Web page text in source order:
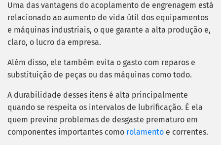
Uma das vantagens do acoplamento de engrenagem está
relacionado ao aumento de vida útil dos equipamentos
e máquinas industriais, o que garante a alta produção e,
claro, o lucro da empresa.
Além disso, ele também evita o gasto com reparos e
substituição de peças ou das máquinas como todo.
A durabilidade desses itens é alta principalmente
quando se respeita os intervalos de lubrificação. É ela
quem previne problemas de desgaste prematuro em
componentes importantes como rolamento e correntes.